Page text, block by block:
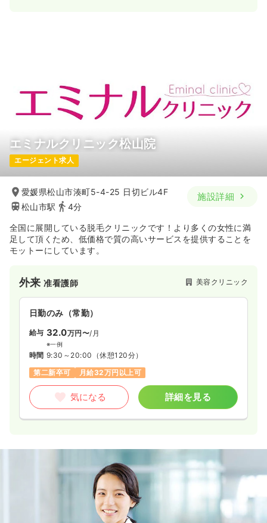
気になる 詳細を見る
エミナルクリニック松山院
エージェント求人
愛媛県松山市湊町5-4-25 日切ビル4F
松山市駅
4分
施設詳細
全国に展開している脱毛クリニックです！より多くの女性に満
足して頂くため、低価格で質の高いサービスを提供することを
モットーにしています。
外来准看護師 美容クリニック
日勤のみ（常勤）
給与 32.0万円〜/月
※一例
時間 9:30～20:00 （休憩120分）
第二新卒可
月給32万円以上可
気になる 詳細を見る